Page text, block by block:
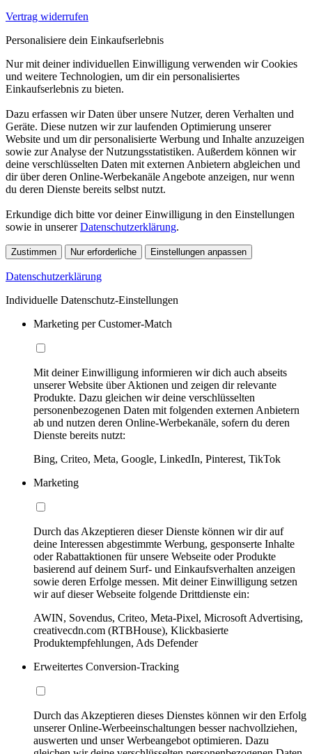
Vertrag widerrufen
Personalisiere dein Einkaufserlebnis
Nur mit deiner individuellen Einwilligung verwenden wir Cookies
und weitere Technologien, um dir ein personalisiertes
Einkaufserlebnis zu bieten.
Dazu erfassen wir Daten über unsere Nutzer, deren Verhalten und
Geräte. Diese nutzen wir zur laufenden Optimierung unserer
Website und um dir personalisierte Werbung und Inhalte anzuzeigen
sowie zur Analyse der Nutzungsstatistiken. Außerdem können wir
deine verschlüsselten Daten mit externen Anbietern abgleichen und
dir über deren Online-Werbekanäle Angebote anzeigen, nur wenn
du deren Dienste bereits selbst nutzt.
Erkundige dich bitte vor deiner Einwilligung in den Einstellungen
sowie in unsererDatenschutzerklärung.
Zustimmen Nur erforderliche Einstellungen anpassen
Datenschutzerklärung
Individuelle Datenschutz-Einstellungen
Marketing per Customer-Match
Mit deiner Einwilligung informieren wir dich auch abseits
unserer Website über Aktionen und zeigen dir relevante
Produkte. Dazu gleichen wir deine verschlüsselten
personenbezogenen Daten mit folgenden externen Anbietern
ab und nutzen deren Online-Werbekanäle, sofern du deren
Dienste bereits nutzt:
Bing, Criteo, Meta, Google, LinkedIn, Pinterest, TikTok
Marketing
Durch das Akzeptieren dieser Dienste können wir dir auf
deine Interessen abgestimmte Werbung, gesponserte Inhalte
oder Rabattaktionen für unsere Webseite oder Produkte
basierend auf deinem Surf- und Einkaufsverhalten anzeigen
sowie deren Erfolge messen. Mit deiner Einwilligung setzen
wir auf dieser Webseite folgende Drittdienste ein:
AWIN, Sovendus, Criteo, Meta-Pixel, Microsoft Advertising,
creativecdn.com (RTBHouse), Klickbasierte
Produktempfehlungen, Ads Defender
Erweitertes Conversion-Tracking
Durch das Akzeptieren dieses Dienstes können wir den Erfolg
unserer Online-Werbeeinschaltungen besser nachvollziehen,
auswerten und unser Werbeangebot optimieren. Dazu